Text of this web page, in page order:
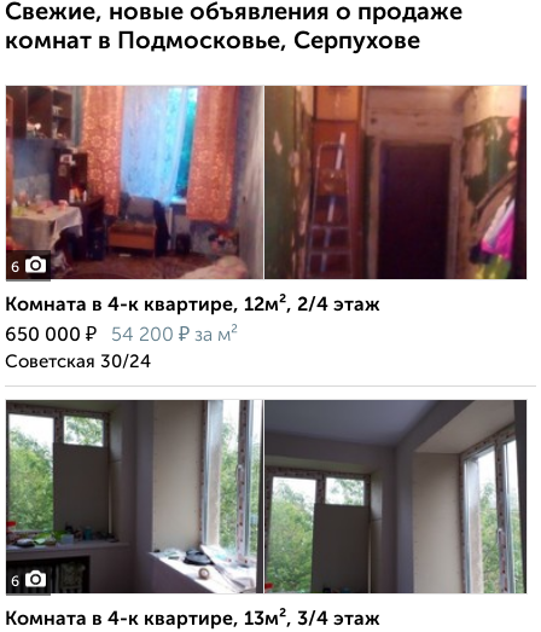
Свежие, новые объявления о продаже
комнат в Подмосковье, Серпухове
6
Комната в 4-к квартире, 12м², 2/4 этаж
650 000 ₽ 54 200 ₽ за м²
Советская 30/24
6
Комната в 4-к квартире, 13м², 3/4 этаж